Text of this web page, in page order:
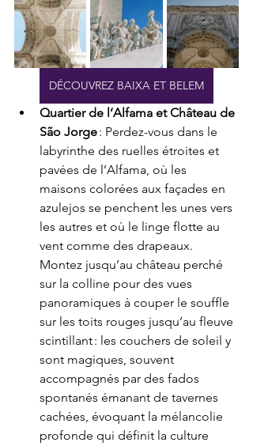
DÉCOUVREZ BAIXA ET BELEM
Quartier de l’Alfama et Château de
São Jorge : Perdez-vous dans le
labyrinthe des ruelles étroites et
pavées de l’Alfama, où les
maisons colorées aux façades en
azulejos se penchent les unes vers
les autres et où le linge flotte au
vent comme des drapeaux.
Montez jusqu’au château perché
sur la colline pour des vues
panoramiques à couper le souffle
sur les toits rouges jusqu’au fleuve
scintillant : les couchers de soleil y
sont magiques, souvent
accompagnés par des fados
spontanés émanant de tavernes
cachées, évoquant la mélancolie
profonde qui définit la culture